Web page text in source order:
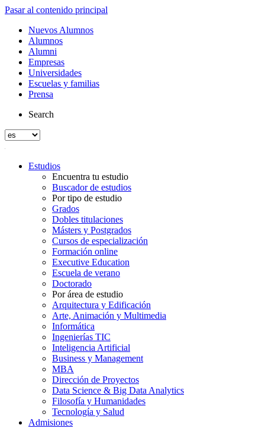
Pasar al contenido principal
Nuevos Alumnos
Alumnos
Alumni
Empresas
Universidades
Escuelas y familias
Prensa
Search
Estudios
Encuentra tu estudio
Buscador de estudios
Por tipo de estudio
Grados
Dobles titulaciones
Másters y Postgrados
Cursos de especialización
Formación online
Executive Education
Escuela de verano
Doctorado
Por área de estudio
Arquitectura y Edificación
Arte, Animación y Multimedia
Informática
Ingenierías TIC
Inteligencia Artificial
Business y Management
MBA
Dirección de Proyectos
Data Science & Big Data Analytics
Filosofía y Humanidades
Tecnología y Salud
Admisiones